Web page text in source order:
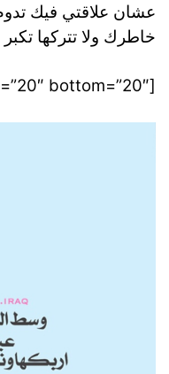
عشان علاقتي فيك
خاطرك ولا تتركها
[divider style=”solid” top=”20″ bottom=”20″]